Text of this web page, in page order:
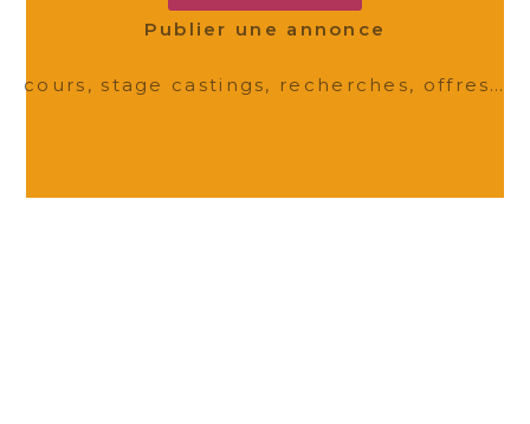
Publier une annonce
cours, stage castings, recherches, offres…